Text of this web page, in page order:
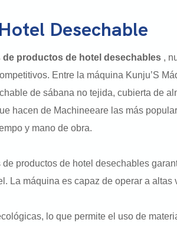
Desechable
de productos de hotel desechables ,
Entre la máquina Kunju’S
de sábana no tejida, cubierta de
hacen de Machineeare las más
y mano de obra.
productos de hotel desechables
La máquina es capaz de operar a
lo que permite el uso de